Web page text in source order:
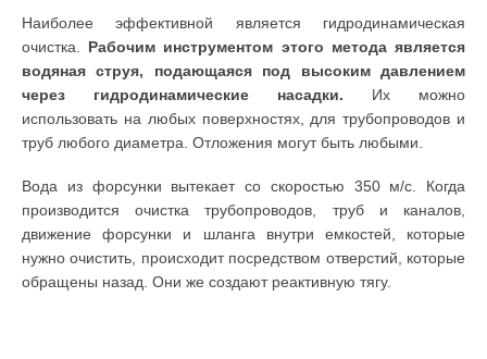
Наиболее эффективной является гидродинамическая
очистка. Рабочим инструментом этого метода является
водяная струя, подающаяся под высоким давлением
через гидродинамические насадки. Их можно
использовать на любых поверхностях, для трубопроводов и
труб любого диаметра. Отложения могут быть любыми.
Вода из форсунки вытекает со скоростью 350 м/с. Когда
производится очистка трубопроводов, труб и каналов,
движение форсунки и шланга внутри емкостей, которые
нужно очистить, происходит посредством отверстий, которые
обращены назад. Они же создают реактивную тягу.